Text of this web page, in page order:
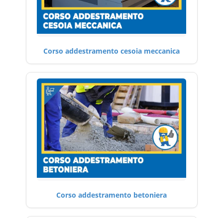
Corso addestramento cesoia meccanica
Corso addestramento betoniera